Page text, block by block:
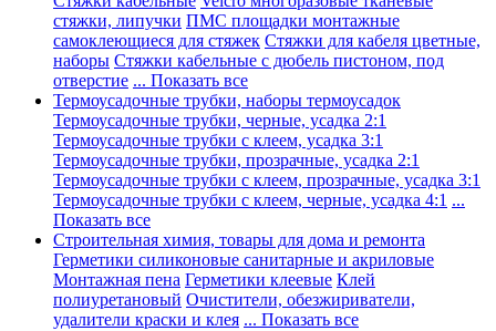
стяжки, липучки ПМС площадки монтажные
самоклеющиеся для стяжек Стяжки для кабеля цветные,
наборы Стяжки кабельные с дюбель пистоном, под
отверстие ... Показать все
Термоусадочные трубки, наборы термоусадок
Термоусадочные трубки, черные, усадка 2:1
Термоусадочные трубки с клеем, усадка 3:1
Термоусадочные трубки, прозрачные, усадка 2:1
Термоусадочные трубки с клеем, прозрачные, усадка 3:1
Термоусадочные трубки с клеем, черные, усадка 4:1 ...
Показать все
Строительная химия, товары для дома и ремонта
Герметики силиконовые санитарные и акриловые
Монтажная пена Герметики клеевые Клей
полиуретановый Очистители, обезжириватели,
удалители краски и клея ... Показать все